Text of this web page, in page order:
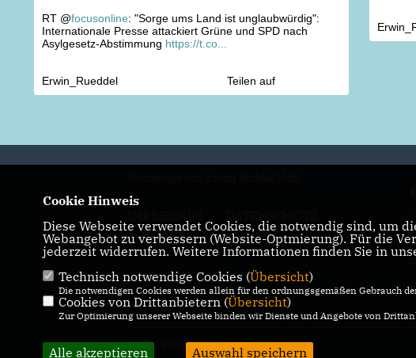
RT @focusonline: "Sorge ums Land ist unglaubwürdig":
Internationale Presse attackiert Grüne und SPD nach
Asylgesetz-Abstimmung https://t.co...
Erwin_Rueddel Teilen auf
KONTAKT
© 2026 Erwin Rüddel, MdB
Cookie Hinweis
Diese Webseite verwendet Cookies, die notwendig sind, um
Webangebot zu verbessern (Website-Optmierung). Für die
jederzeit widerrufen. Weitere Informationen finden Sie in
Technisch notwendige Cookies (Übersicht)
Die notwendigen Cookies werden allein für den ordnungsgemäßen Gebrauch
Cookies von Drittanbietern (Übersicht)
Zur Optimierung unserer Webseite binden wir Dienste und Angebote von
Alle akzeptieren Auswahl speichern